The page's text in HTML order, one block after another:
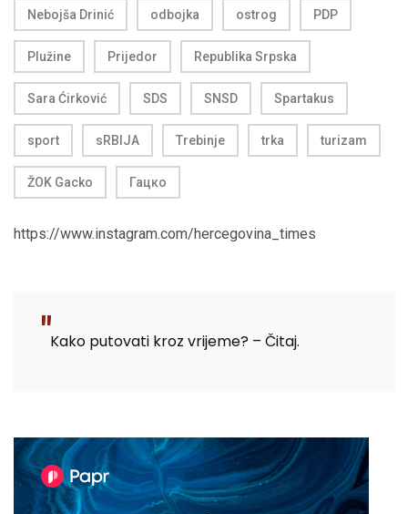
Nebojša Drinić odbojka ostrog PDP
Plužine Prijedor Republika Srpska
Sara Ćirković SDS SNSD Spartakus
sport sRBIJA Trebinje trka turizam
ŽOK Gacko Гацко
https://www.instagram.com/hercegovina_times
Kako putovati kroz vrijeme? – Čitaj.